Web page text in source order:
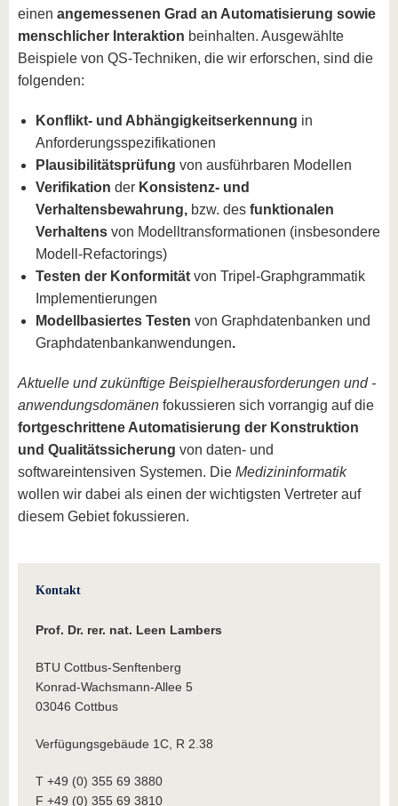
einen angemessenen Grad an Automatisierung sowie
menschlicher Interaktion beinhalten. Ausgewählte
Beispiele von QS-Techniken, die wir erforschen, sind die
folgenden:
Konflikt- und Abhängigkeitserkennung in
Anforderungsspezifikationen
Plausibilitätsprüfung von ausführbaren Modellen
Verifikation der Konsistenz- und
Verhaltensbewahrung, bzw. des funktionalen
Verhaltens von Modelltransformationen (insbesondere
Modell-Refactorings)
Testen der Konformität von Tripel-Graphgrammatik
Implementierungen
Modellbasiertes Testen von Graphdatenbanken und
Graphdatenbankanwendungen.
Aktuelle und zukünftige Beispielherausforderungen und -
anwendungsdomänen fokussieren sich vorrangig auf die
fortgeschrittene Automatisierung der Konstruktion
und Qualitätssicherung von daten- und
softwareintensiven Systemen. Die Medizininformatik
wollen wir dabei als einen der wichtigsten Vertreter auf
diesem Gebiet fokussieren.
Kontakt
Prof. Dr. rer. nat. Leen Lambers
BTU Cottbus-Senftenberg
Konrad-Wachsmann-Allee 5
03046 Cottbus
Verfügungsgebäude 1C, R 2.38
T +49 (0) 355 69 3880
F +49 (0) 355 69 3810